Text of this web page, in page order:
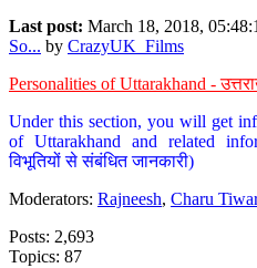
Last post: March 18, 2018,
So... by CrazyUK_Films
Personalities of Uttarakhand -
Under this section, you will get
of Uttarakhand and related
विभूतियों से संबंधित जानकारी)
Moderators: Rajneesh, Charu
Posts: 2,693
Topics: 87